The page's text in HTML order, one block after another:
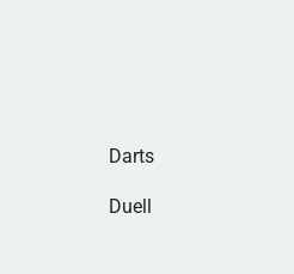
Darts
Duell